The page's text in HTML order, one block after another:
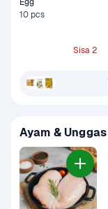
10 pcs
Sisa 2
Ayam & Unggas